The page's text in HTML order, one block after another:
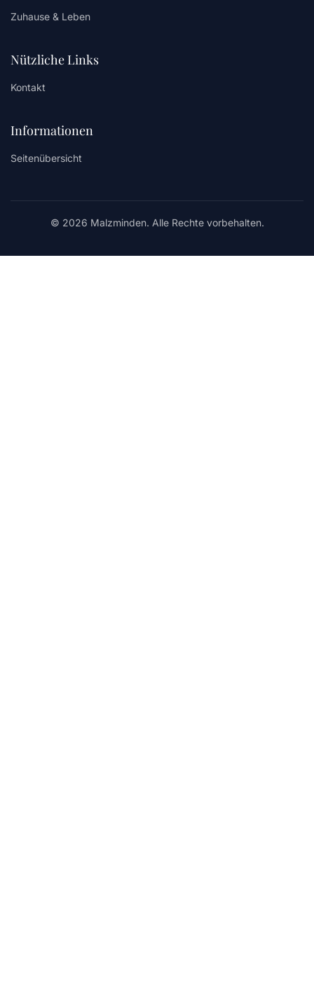
Zuhause & Leben
Nützliche Links
Kontakt
Informationen
Seitenübersicht
© 2026 Malzminden. Alle Rechte vorbehalten.